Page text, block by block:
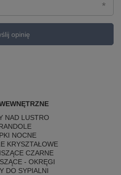
opinię
NAD LUSTRO
NOCNE
KRYSZTAŁOWE
CZARNE
- OKRĘGI
DO SYPIALNI